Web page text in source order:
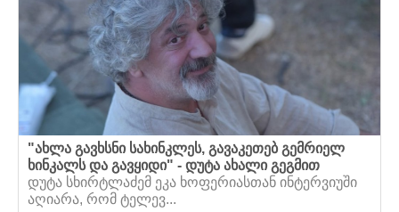
"ახლა გავხსნი სახინკლეს, გავაკეთებ გემრიელ
ხინკალს და გავყიდი" - დუტა ახალი გეგმით
დუტა სხირტლაძემ ეკა ხოფერიასთან ინტერვიუში
აღიარა, რომ ტელევ...